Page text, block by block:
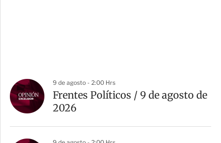
9 de agosto - 2:00 Hrs
Frentes Políticos / 9 de agosto de
2026